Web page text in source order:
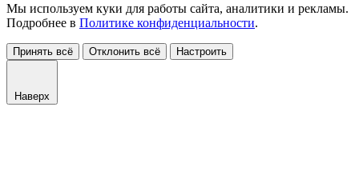
Мы используем куки для работы сайта, аналитики и рекламы.
Подробнее в Политике конфиденциальности.
Принять всё Отклонить всё Настроить
Наверх